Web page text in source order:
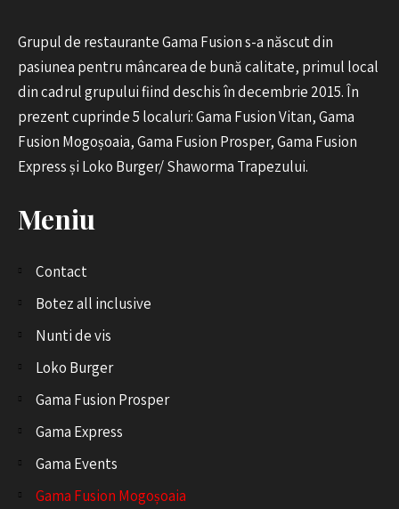
Grupul de restaurante Gama Fusion s-a născut din
pasiunea pentru mâncarea de bună calitate, primul local
din cadrul grupului fiind deschis în decembrie 2015. În
prezent cuprinde 5 localuri: Gama Fusion Vitan, Gama
Fusion Mogoșoaia, Gama Fusion Prosper, Gama Fusion
Express și Loko Burger/ Shaworma Trapezului.
Meniu
Contact
Botez all inclusive
Nunti de vis
Loko Burger
Gama Fusion Prosper
Gama Express
Gama Events
Gama Fusion Mogoșoaia